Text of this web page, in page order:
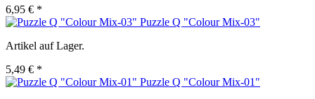
6,95 € *
Puzzle Q "Colour Mix-03"
Artikel auf Lager.
5,49 € *
Puzzle Q "Colour Mix-01"